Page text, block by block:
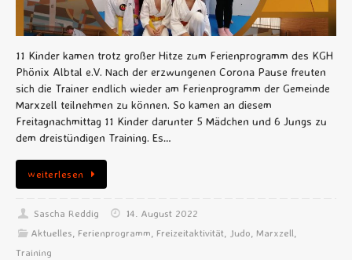
11 Kinder kamen trotz großer Hitze zum Ferienprogramm des KGH
Phönix Albtal e.V. Nach der erzwungenen Corona Pause freuten
sich die Trainer endlich wieder am Ferienprogramm der Gemeinde
Marxzell teilnehmen zu können. So kamen an diesem
Freitagnachmittag 11 Kinder darunter 5 Mädchen und 6 Jungs zu
dem dreistündigen Training. Es…
weiterlesen
Sascha Reddig
14. August 2022
Aktuelles Ferienprogramm Freizeitaktivität Judo Marxzell
Training